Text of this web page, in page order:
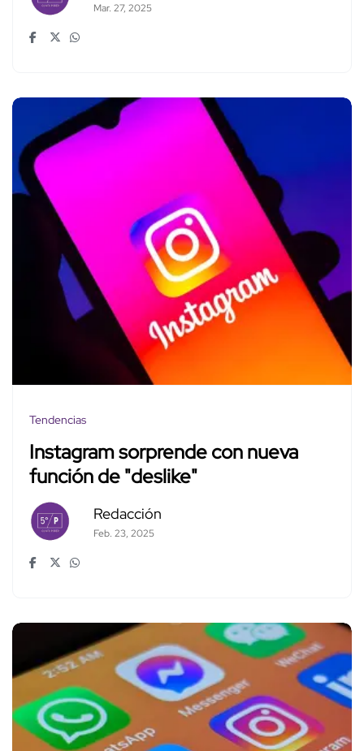
Mar. 27, 2025
Tendencias
Instagram sorprende con nueva
función de "deslike"
Redacción
Feb. 23, 2025